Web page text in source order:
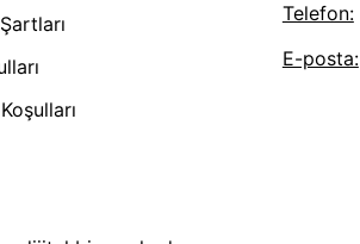
Telefon:
E-posta: